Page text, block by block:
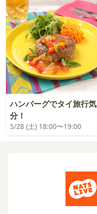
ハンバーグでタイ旅行気
分！
5/28 (土) 18:00〜19:00